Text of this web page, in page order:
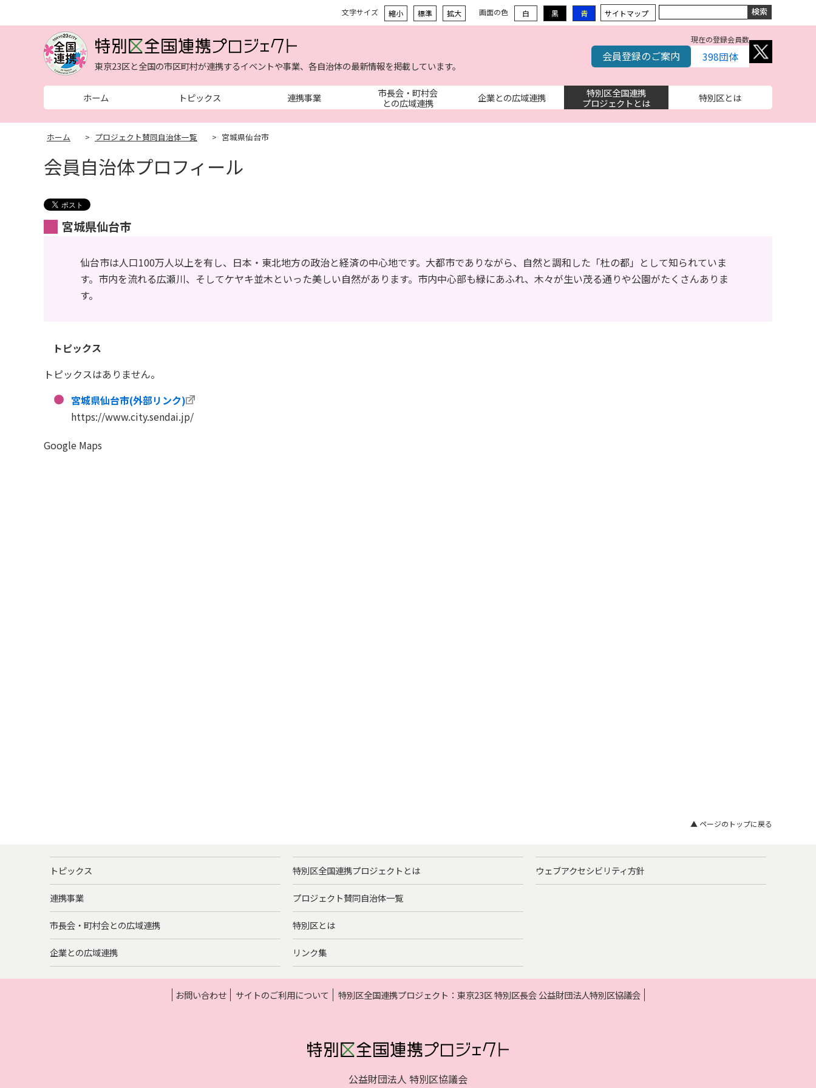
文字サイズ 縮小 標準 拡大 画面の色 白 黒 青 サイトマップ
東京23区と全国の市区町村が連携するイベントや事業、各自治体の最新情報を掲載しています。
会員登録のご案内
現在の登録会員数
398団体
ホーム トピックス 連携事業
市長会・町村会
との広域連携
企業との広域連携
特別区全国連携
プロジェクトとは
特別区とは
ホーム > プロジェクト賛同自治体一覧 > 宮城県仙台市
会員自治体プロフィール
宮城県仙台市
仙台市は人口100万人以上を有し、日本・東北地方の政治と経済の中心地です。大都市でありながら、自然と調和した「杜の都」として知られていま
す。市内を流れる広瀬川、そしてケヤキ並木といった美しい自然があります。市内中心部も緑にあふれ、木々が生い茂る通りや公園がたくさんありま
す。
トピックス
トピックスはありません。
宮城県仙台市(外部リンク)
https://www.city.sendai.jp/
Google Maps
▲ ページのトップに戻る
トピックス
連携事業
市長会・町村会との広域連携
企業との広域連携
特別区全国連携プロジェクトとは
プロジェクト賛同自治体一覧
特別区とは
リンク集
ウェブアクセシビリティ方針
お問い合わせ サイトのご利用について 特別区全国連携プロジェクト：東京23区 特別区長会 公益財団法人特別区協議会
公益財団法人 特別区協議会